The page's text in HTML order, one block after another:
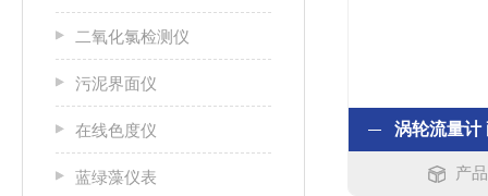
二氧化氯检测仪
污泥界面仪
在线色度仪
蓝绿藻仪表 产